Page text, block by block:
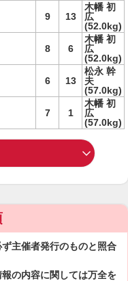
9 13
木幡 初
広
(52.0kg)
8 6
木幡 初
広
(52.0kg)
6 13
松永 幹
夫
(57.0kg)
7 1
木幡 初
広
(57.0kg)
主催者発行のものと照合
の内容に関しては万全を